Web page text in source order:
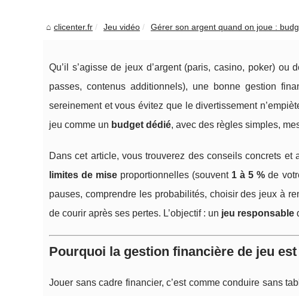
clicenter.fr Jeu vidéo Gérer son argent quand on joue :
Qu’il s’agisse de jeux d’argent (paris, casino, poker)
passes, contenus additionnels), une bonne gestion
sereinement et vous évitez que le divertissement
jeu comme un budget dédié, avec des règles simples,
Dans cet article, vous trouverez des conseils concrets
limites de mise proportionnelles (souvent 1 à 5 % de
pauses, comprendre les probabilités, choisir des jeux à
de courir après ses pertes. L’objectif : un jeu responsable
Pourquoi la gestion financière de jeu
Jouer sans cadre financier, c’est comme conduire sans